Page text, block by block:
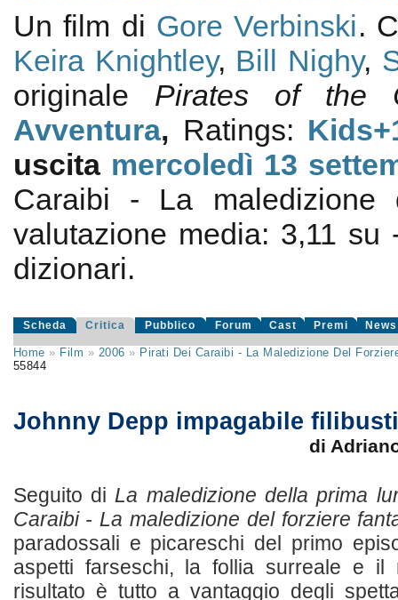
Un film di Gore Verbinski.
Keira Knightley, Bill Nighy,
originale Pirates of the
Avventura, Ratings:
uscita mercoledì 13
Caraibi - La maledizione
valutazione media: 3,11 su
dizionari.
Scheda Critica Pubblico Forum Cast Premi News
Home » Film » 2006 » Pirati Dei Caraibi - La Maledizione Del
55844
Johnny Depp impagabile
di
Seguito di La maledizione della prima
Caraibi - La maledizione del forziere
paradossali e picareschi del primo
aspetti farseschi, la follia surreale e il
risultato è tutto a vantaggio degli